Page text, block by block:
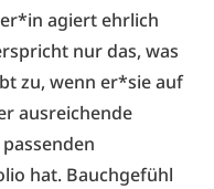
agiert ehrlich
nur das, was
zu, wenn er*sie auf
ausreichende
hat. Bauchgefühl